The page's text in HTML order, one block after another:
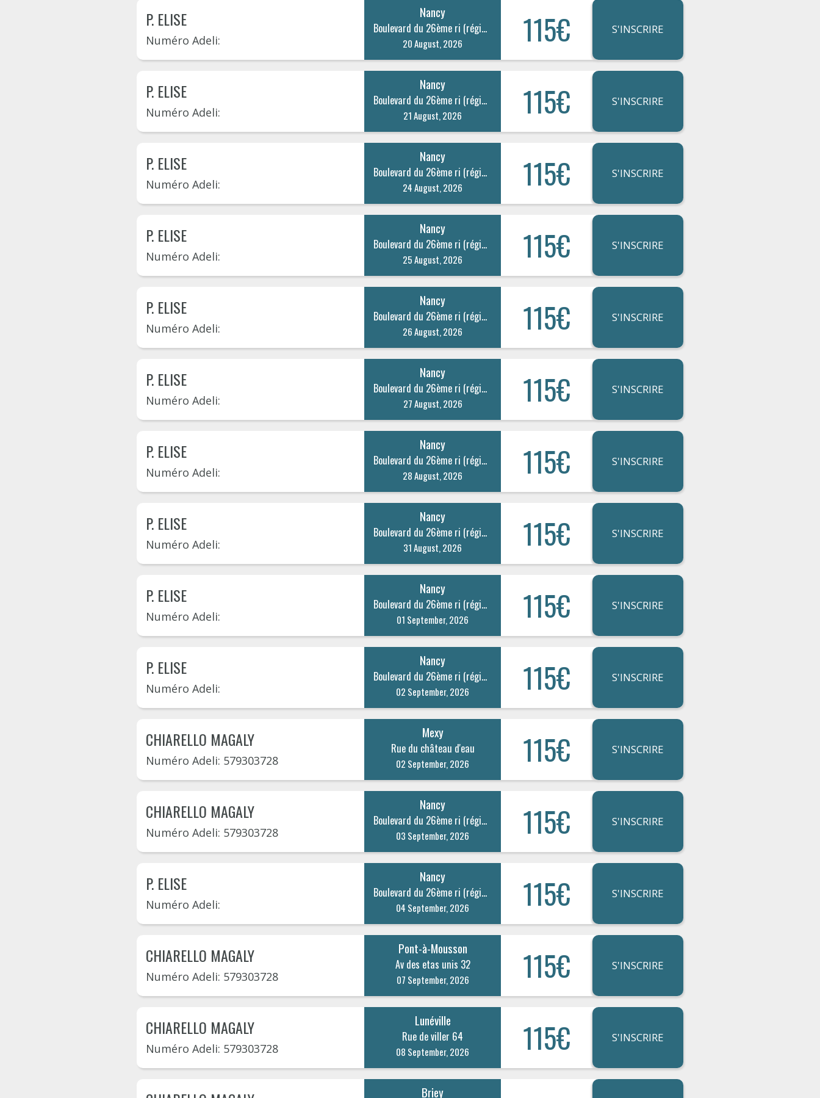
P. ELISE
Numéro Adeli:
Nancy
Boulevard du 26ème ri (régiment d’infanterie) 20
20 August, 2026 115€ S'INSCRIRE
P. ELISE
Numéro Adeli:
Nancy
Boulevard du 26ème ri (régiment d’infanterie) 20
21 August, 2026 115€ S'INSCRIRE
P. ELISE
Numéro Adeli:
Nancy
Boulevard du 26ème ri (régiment d’infanterie) 20
24 August, 2026 115€ S'INSCRIRE
P. ELISE
Numéro Adeli:
Nancy
Boulevard du 26ème ri (régiment d’infanterie) 20
25 August, 2026 115€ S'INSCRIRE
P. ELISE
Numéro Adeli:
Nancy
Boulevard du 26ème ri (régiment d’infanterie) 20
26 August, 2026 115€ S'INSCRIRE
P. ELISE
Numéro Adeli:
Nancy
Boulevard du 26ème ri (régiment d’infanterie) 20
27 August, 2026 115€ S'INSCRIRE
P. ELISE
Numéro Adeli:
Nancy
Boulevard du 26ème ri (régiment d’infanterie) 20
28 August, 2026 115€ S'INSCRIRE
P. ELISE
Numéro Adeli:
Nancy
Boulevard du 26ème ri (régiment d’infanterie) 20
31 August, 2026 115€ S'INSCRIRE
P. ELISE
Numéro Adeli:
Nancy
Boulevard du 26ème ri (régiment d’infanterie) 20
01 September, 2026 115€ S'INSCRIRE
P. ELISE
Numéro Adeli:
Nancy
Boulevard du 26ème ri (régiment d’infanterie) 20
02 September, 2026 115€ S'INSCRIRE
CHIARELLO MAGALY
Numéro Adeli: 579303728
Mexy
Rue du château d'eau
02 September, 2026 115€ S'INSCRIRE
CHIARELLO MAGALY
Numéro Adeli: 579303728
Nancy
Boulevard du 26ème ri (régiment d’infanterie) 20
03 September, 2026 115€ S'INSCRIRE
P. ELISE
Numéro Adeli:
Nancy
Boulevard du 26ème ri (régiment d’infanterie) 20
04 September, 2026 115€ S'INSCRIRE
CHIARELLO MAGALY
Numéro Adeli: 579303728
Pont-à-Mousson
Av des etas unis 32
07 September, 2026 115€ S'INSCRIRE
CHIARELLO MAGALY
Numéro Adeli: 579303728
Lunéville
Rue de viller 64
08 September, 2026 115€ S'INSCRIRE
Briey